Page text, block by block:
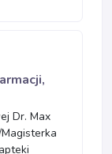
Dr. Max